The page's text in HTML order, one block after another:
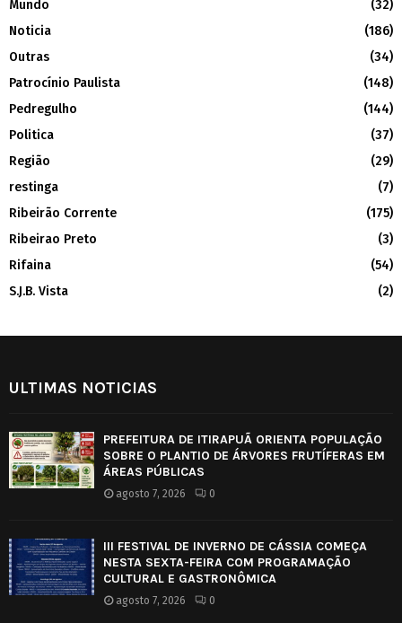
Mundo
(32)
Noticia
(186)
Outras
(34)
Patrocínio Paulista
(148)
Pedregulho
(144)
Politica
(37)
Região
(29)
restinga
(7)
Ribeirão Corrente
(175)
Ribeirao Preto
(3)
Rifaina
(54)
S.J.B. Vista
(2)
ULTIMAS NOTICIAS
PREFEITURA DE ITIRAPUÃ ORIENTA POPULAÇÃO
SOBRE O PLANTIO DE ÁRVORES FRUTÍFERAS EM
ÁREAS PÚBLICAS
agosto 7, 2026 0
III FESTIVAL DE INVERNO DE CÁSSIA COMEÇA
NESTA SEXTA-FEIRA COM PROGRAMAÇÃO
CULTURAL E GASTRONÔMICA
agosto 7, 2026 0